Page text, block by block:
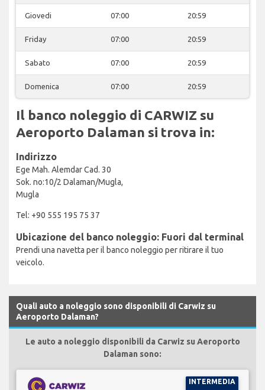
Giovedi 07:00 20:59
Friday 07:00 20:59
Sabato 07:00 20:59
Domenica 07:00 20:59
Il banco noleggio di CARWIZ su
Aeroporto Dalaman si trova in:
Indirizzo
Ege Mah. Alemdar Cad. 30
Sok. no:10/2 Dalaman/Mugla,
Mugla
Tel: +90 555 195 75 37
Ubicazione del banco noleggio: Fuori dal terminal
Prendi una navetta per il banco noleggio per ritirare il tuo
veicolo.
Quali auto a noleggio sono disponibili di Carwiz su
Aeroporto Dalaman?
Le auto a noleggio disponibili da Carwiz su Aeroporto
Dalaman sono:
INTERMEDIA